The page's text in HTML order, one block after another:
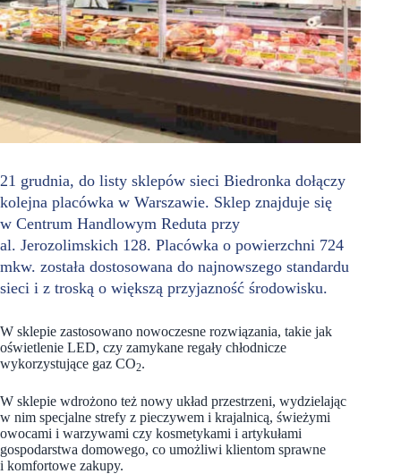
21 grudnia, do listy sklepów sieci Biedronka dołączy
kolejna placówka w Warszawie. Sklep znajduje się
w Centrum Handlowym Reduta przy
al. Jerozolimskich 128. Placówka o powierzchni 724
mkw. została dostosowana do najnowszego standardu
sieci i z troską o większą przyjazność środowisku.
W sklepie zastosowano nowoczesne rozwiązania, takie jak
oświetlenie LED, czy zamykane regały chłodnicze
wykorzystujące gaz CO2.
W sklepie wdrożono też nowy układ przestrzeni, wydzielając
w nim specjalne strefy z pieczywem i krajalnicą, świeżymi
owocami i warzywami czy kosmetykami i artykułami
gospodarstwa domowego, co umożliwi klientom sprawne
i komfortowe zakupy.